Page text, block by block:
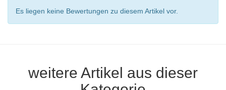
Es liegen keine Bewertungen zu diesem Artikel vor.
weitere Artikel aus dieser